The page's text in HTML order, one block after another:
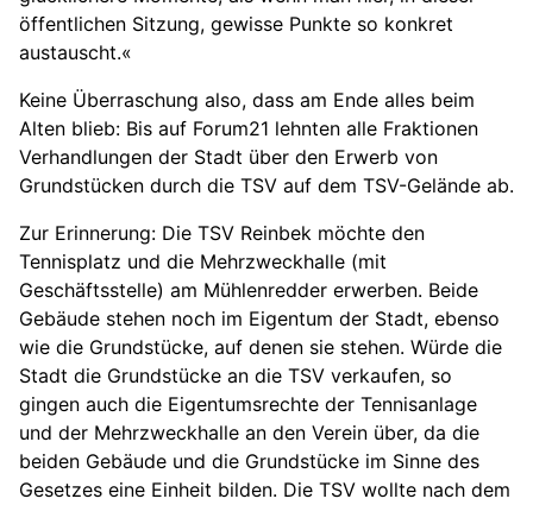
öffentlichen Sitzung, gewisse Punkte so konkret
austauscht.«
Keine Überraschung also, dass am Ende alles beim
Alten blieb: Bis auf Forum21 lehnten alle Fraktionen
Verhandlungen der Stadt über den Erwerb von
Grundstücken durch die TSV auf dem TSV-Gelände ab.
Zur Erinnerung: Die TSV Reinbek möchte den
Tennisplatz und die Mehrzweckhalle (mit
Geschäftsstelle) am Mühlenredder erwerben. Beide
Gebäude stehen noch im Eigentum der Stadt, ebenso
wie die Grundstücke, auf denen sie stehen. Würde die
Stadt die Grundstücke an die TSV verkaufen, so
gingen auch die Eigentumsrechte der Tennisanlage
und der Mehrzweckhalle an den Verein über, da die
beiden Gebäude und die Grundstücke im Sinne des
Gesetzes eine Einheit bilden. Die TSV wollte nach dem